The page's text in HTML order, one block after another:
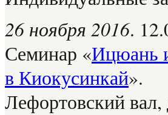
26 ноября 2016.
Семинар «Ицюань
в Киокусинкай».
Лефортовский вал,